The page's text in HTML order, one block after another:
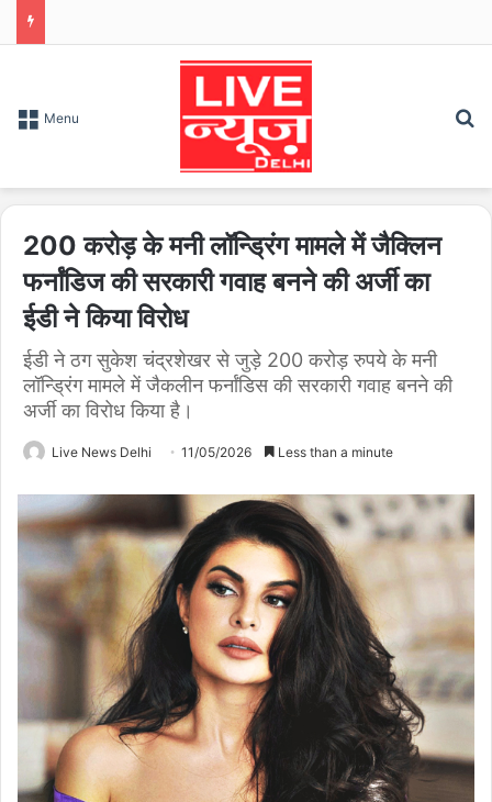
Menu
200 करोड़ के मनी लॉन्ड्रिंग मामले में जैक्लिन
फर्नांडिज की सरकारी गवाह बनने की अर्जी का
ईडी ने किया विरोध
ईडी ने ठग सुकेश चंद्रशेखर से जुड़े 200 करोड़ रुपये के मनी
लॉन्ड्रिंग मामले में जैकलीन फर्नांडिस की सरकारी गवाह बनने की
अर्जी का विरोध किया है।
Live News Delhi 11/05/2026 Less than a minute